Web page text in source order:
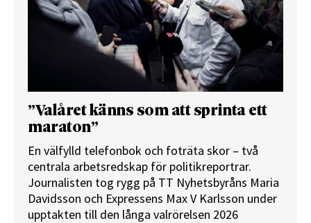
”Valåret känns som att sprinta ett
maraton”
En välfylld telefonbok och foträta skor – två
centrala arbetsredskap för politikreportrar.
Journalisten tog rygg på TT Nyhetsbyråns Maria
Davidsson och Expressens Max V Karlsson under
upptakten till den långa valrörelsen 2026